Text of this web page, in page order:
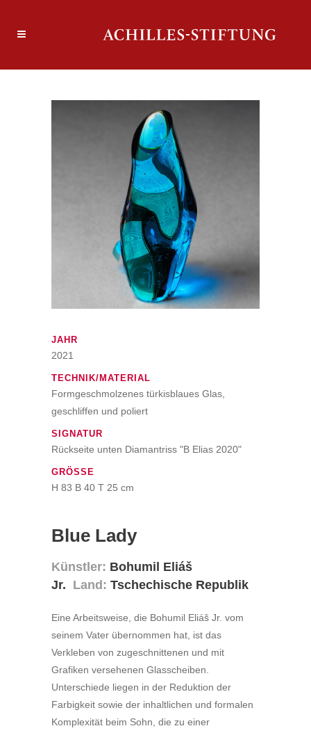
JAHR
2021
TECHNIK/MATERIAL
Formgeschmolzenes türkisblaues Glas,
geschliffen und poliert
SIGNATUR
Rückseite unten Diamantriss "B Elias 2020"
GRÖSSE
H 83 B 40 T 25 cm
Blue Lady
Künstler: Bohumil Eliáš
Jr. Land: Tschechische Republik
Eine Arbeitsweise, die Bohumil Eliáš Jr. vom
seinem Vater übernommen hat, ist das
Verkleben von zugeschnittenen und mit
Grafiken versehenen Glasscheiben.
Unterschiede liegen in der Reduktion der
Farbigkeit sowie der inhaltlichen und formalen
Komplexität beim Sohn, die zu einer